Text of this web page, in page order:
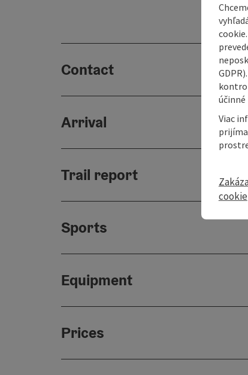
Contact
Arrival
Trail report
Sports
Equipment
Prices
účinné
Viac
cookie